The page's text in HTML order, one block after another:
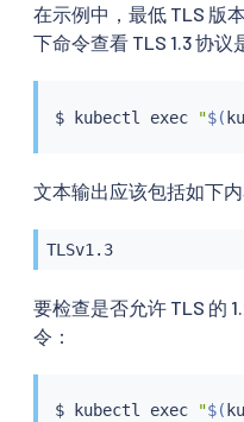
在示例中，最低 TLS 版
下命令查看 TLS 1.3 协议
$ kubectl exec "$(
文本输出应该包括如下
TLSv1.3
要检查是否允许 TLS 的
令：
$ kubectl exec "$(